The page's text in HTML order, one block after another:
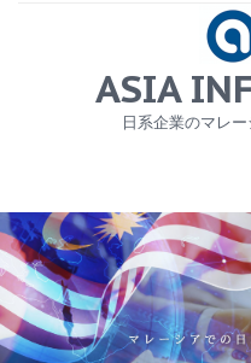
MENU
ニュース
労務サービス
プライバシーポリシー及
お問合せ
ASIA
日系企業のマレ